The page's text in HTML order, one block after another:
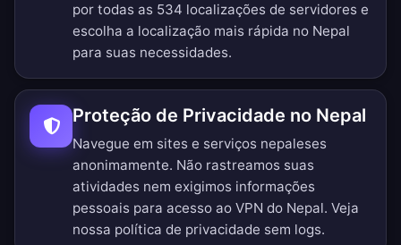
por todas as 534 localizações de servidores e
escolha a localização mais rápida no Nepal
para suas necessidades.
Proteção de Privacidade no Nepal
Navegue em sites e serviços nepaleses
anonimamente. Não rastreamos suas
atividades nem exigimos informações
pessoais para acesso ao VPN do Nepal. Veja
nossa política de privacidade sem logs.